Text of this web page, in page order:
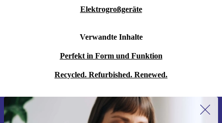
Elektrogroßgeräte
Verwandte Inhalte
Perfekt in Form und Funktion
Recycled. Refurbished. Renewed.
Erstmals zum Newsletter anmelden,